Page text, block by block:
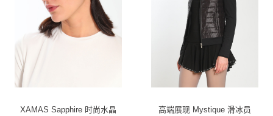
XAMAS Sapphire 时尚水晶
高端展现 Mystique 滑冰员